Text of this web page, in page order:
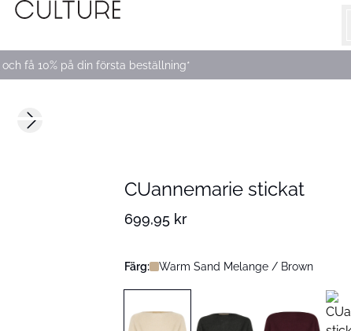
och få 10% på din första beställning*
Next slide
CUannemarie stickat
699,95 kr
Färg: Warm Sand Melange / Brown